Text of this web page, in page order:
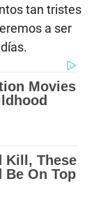
tan tristes
a ser